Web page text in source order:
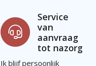
Service
van
aanvraag
tot nazorg
Ik blijf persoonlijk